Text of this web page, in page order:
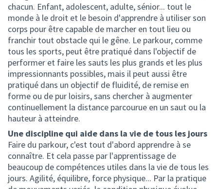
chacun. Enfant, adolescent, adulte, sénior... tout le
monde à le droit et le besoin d'apprendre à utiliser son
corps pour être capable de marcher en tout lieu ou
franchir tout obstacle qui le gêne. Le parkour, comme
tous les sports, peut être pratiqué dans l'objectif de
performer et faire les sauts les plus grands et les plus
impressionnants possibles, mais il peut aussi être
pratiqué dans un objectif de fluidité, de remise en
forme ou de pur loisirs, sans chercher à augmenter
continuellement la distance parcourue en un saut ou la
hauteur à atteindre.
Une discipline qui aide dans la vie de tous les jours
Faire du parkour, c'est tout d'abord apprendre à se
connaître. Et cela passe par l'apprentissage de
beaucoup de compétences utiles dans la vie de tous les
jours. Agilité, équilibre, force physique... Par la pratique